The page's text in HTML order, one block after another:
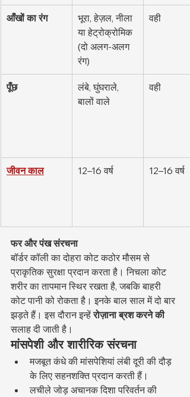
आँखों का रंग
भूरा, हेज़ल, नीला
या हेट्रोक्रोमिक
(दो अलग-अलग
रंग)
वही
पूँछ
लंबे, घुंघराले,
बालों वाले
वही
जीवन काल 12–16 वर्ष 12–16 वर्ष
फर और पंख संरचना
बॉर्डर कॉली का दोहरा कोट कठोर मौसम से
प्राकृतिक सुरक्षा प्रदान करता है। निचला कोट
शरीर का तापमान स्थिर रखता है, जबकि बाहरी
कोट पानी को रोकता है। इनके बाल साल में दो बार
झड़ते हैं। इस दौरान इन्हें रोज़ाना ब्रश करने की
सलाह दी जाती है।
मांसपेशी और शारीरिक संरचना
मजबूत कंधे की मांसपेशियां लंबी दूरी की दौड़
के लिए सहनशक्ति प्रदान करती हैं।
लचीले जोड़ अचानक दिशा परिवर्तन की